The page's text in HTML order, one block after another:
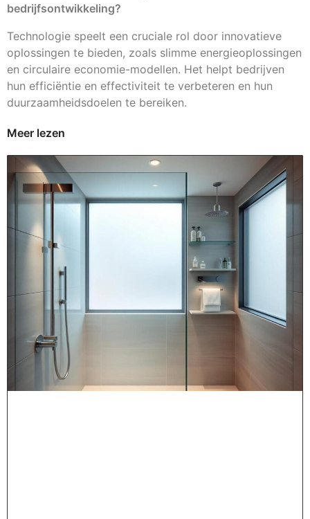
bedrijfsontwikkeling?
Technologie speelt een cruciale rol door innovatieve
oplossingen te bieden, zoals slimme energieoplossingen
en circulaire economie-modellen. Het helpt bedrijven
hun efficiëntie en effectiviteit te verbeteren en hun
duurzaamheidsdoelen te bereiken.
Meer lezen